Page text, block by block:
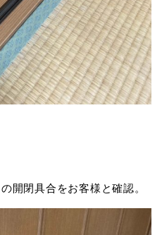
開閉具合をお客様と確認。